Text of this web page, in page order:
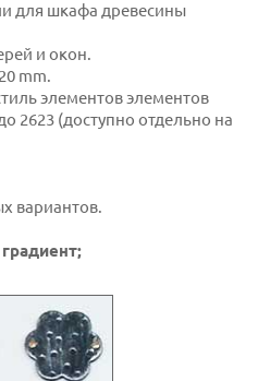
для шкафа древесины
и окон.
mm.
элементов элементов
2623 (доступно отдельно на
вариантов.